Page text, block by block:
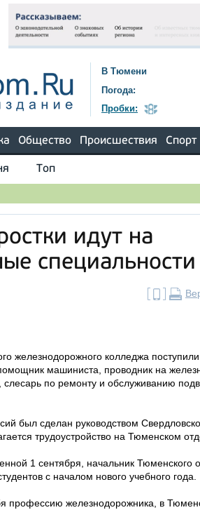
В Тюмени
Погода:
Пробки:
Общество Происшествия Спорт
Топ
идут на
специальности
железнодорожного колледжа
машиниста, проводник на
по ремонту и обслуживанию
был сделан руководством
трудоустройство на Тюменском
1 сентября, начальник Тюменского
с началом нового учебного года.
профессию железнодорожника, в